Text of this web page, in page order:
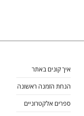
איך קונים באתר
הנחת הזמנה ראשונה
ספרים אלקטרוניים